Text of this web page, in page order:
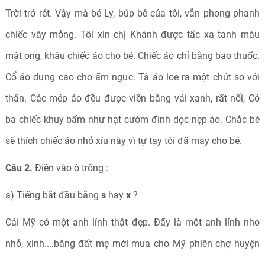
Trời trở rét. Vậy mà bé Ly, búp bê của tôi, vẫn phong phanh
chiếc váy mỏng. Tôi xin chị Khánh được tấc xa tanh màu
mật ong, khâu chiếc áo cho bé. Chiếc áo chỉ bằng bao thuốc.
Cổ áo dựng cao cho ấm ngực. Tà áo loe ra một chút so với
thân. Các mép áo đều được viền bằng vải xanh, rất nổi, Có
ba chiếc khuy bấm như hạt cườm đính dọc nẹp áo. Chắc bé
sẽ thích chiếc áo nhỏ xíu này vì tự tay tôi đã may cho bé.
Câu 2. Điền vào ô trống :
a) Tiếng bắt đầu bằng shay x?
Cái Mỹ có một anh lính thật đẹp. Đấy là một anh lính nho
nhỏ, xinh....bằng đất mẹ mới mua cho Mỹ phiên chợ huyện